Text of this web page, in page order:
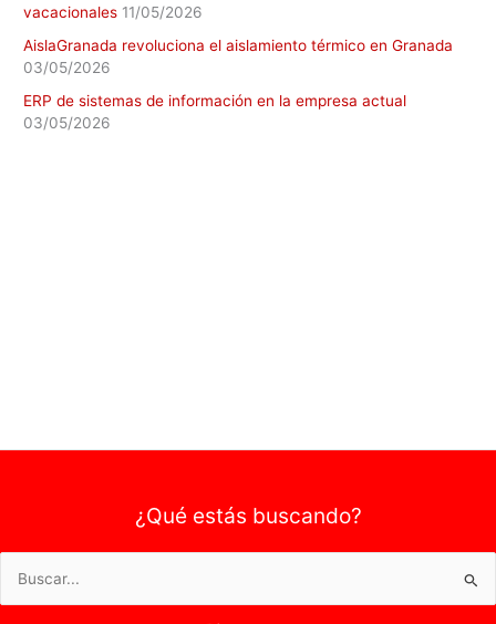
vacacionales 11/05/2026
AislaGranada revoluciona el aislamiento térmico en Granada
03/05/2026
ERP de sistemas de información en la empresa actual
03/05/2026
¿Qué estás buscando?
Buscar
por: